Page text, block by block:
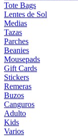
Tote Bags
Lentes de Sol
Medias
Tazas
Parches
Beanies
Mousepads
Gift Cards
Stickers
Remeras
Buzos
Canguros
Adulto
Kids
Varios